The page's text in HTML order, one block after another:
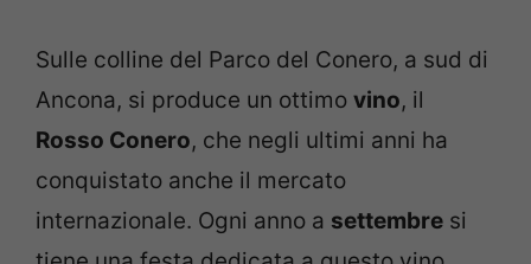
Sulle colline del Parco del Conero, a sud di
Ancona, si produce un ottimo vino, il
Rosso Conero, che negli ultimi anni ha
conquistato anche il mercato
internazionale. Ogni anno a settembre si